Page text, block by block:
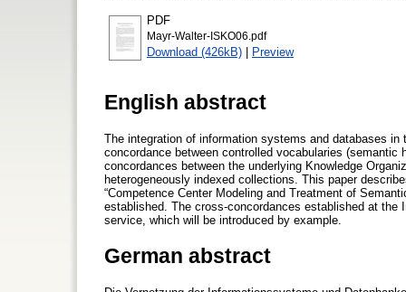
PDF
Mayr-Walter-ISKO06.pdf
Download (426kB) | Preview
English abstract
The integration of information systems and databases
concordance between controlled vocabularies
concordances between the underlying Knowledge
heterogeneously indexed collections. This paper
“Competence Center Modeling and Treatment of
established. The cross-concordances established at the
service, which will be introduced by example.
German abstract